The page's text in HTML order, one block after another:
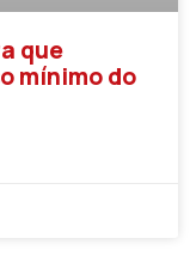
que
mínimo do